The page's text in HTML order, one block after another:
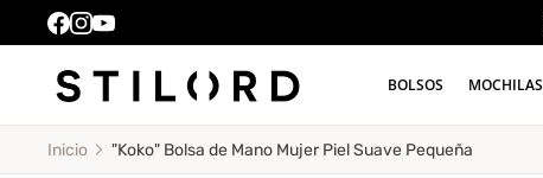
BOLSOS MOCHILAS
Inicio "Koko" Bolsa de Mano Mujer Piel Suave Pequeña